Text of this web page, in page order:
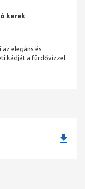
kerek
elegáns és
kádját a fürdővízzel.
download